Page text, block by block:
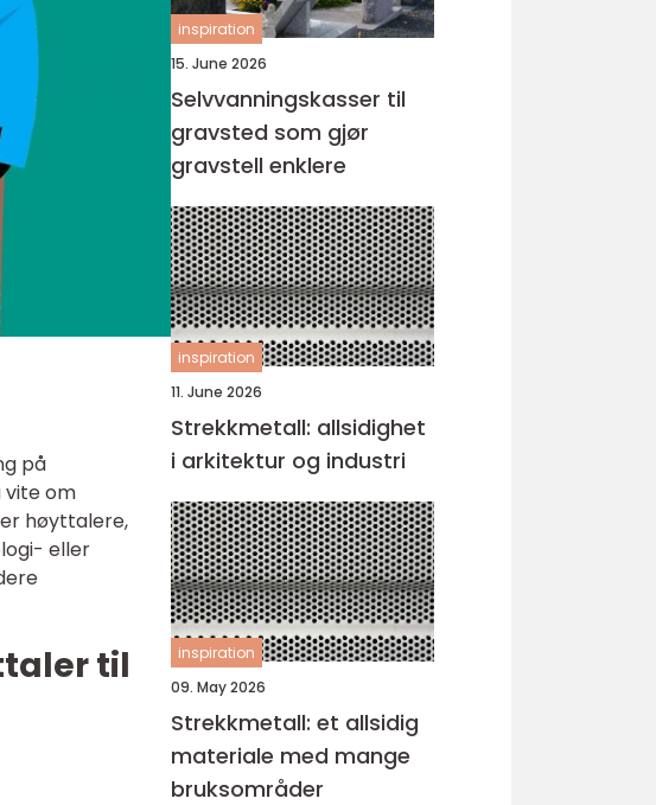
på
vite om
høyttalere,
eller
til
inspiration
15. June 2026
Selvvanningskasser til
gravsted som gjør
gravstell enklere
inspiration
11. June 2026
Strekkmetall: allsidighet
i arkitektur og industri
inspiration
09. May 2026
Strekkmetall: et allsidig
materiale med mange
bruksområder